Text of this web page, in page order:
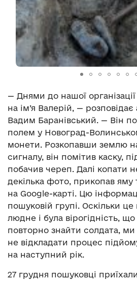
— Днями до нашої
на ім’я Валерій, —
Вадим Баранівський. — Він
полем у Новоград-
монети. Розкопавши землю
сигналу, він помітив каску,
побачив череп. Далі копати
декілька фото, прикопав яму
на Google-карті. Цю
пошуковій групі. Оскільки
людне і була вірогідність,
повторно знайти солдата,
не відкладати процес
на наступний рік.
27 грудня пошуковці